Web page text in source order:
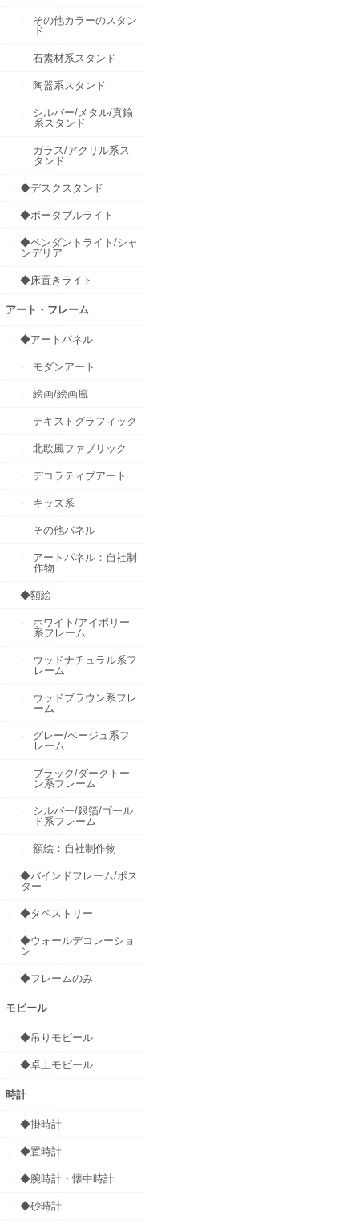
その他カラーのスタン
ド
石素材系スタンド
陶器系スタンド
シルバー/メタル/真鍮
系スタンド
ガラス/アクリル系ス
タンド
◆デスクスタンド
◆ポータブルライト
◆ペンダントライト/シャ
ンデリア
◆床置きライト
アート・フレーム
◆アートパネル
モダンアート
絵画/絵画風
テキストグラフィック
北欧風ファブリック
デコラティブアート
キッズ系
その他パネル
アートパネル：自社制
作物
◆額絵
ホワイト/アイボリー
系フレーム
ウッドナチュラル系フ
レーム
ウッドブラウン系フレ
ーム
グレー/ベージュ系フ
レーム
ブラック/ダークトー
ン系フレーム
シルバー/銀箔/ゴール
ド系フレーム
額絵：自社制作物
◆バインドフレーム/ポス
ター
◆タペストリー
◆ウォールデコレーショ
ン
◆フレームのみ
モビール
◆吊りモビール
◆卓上モビール
時計
◆掛時計
◆置時計
◆腕時計・懐中時計
◆砂時計